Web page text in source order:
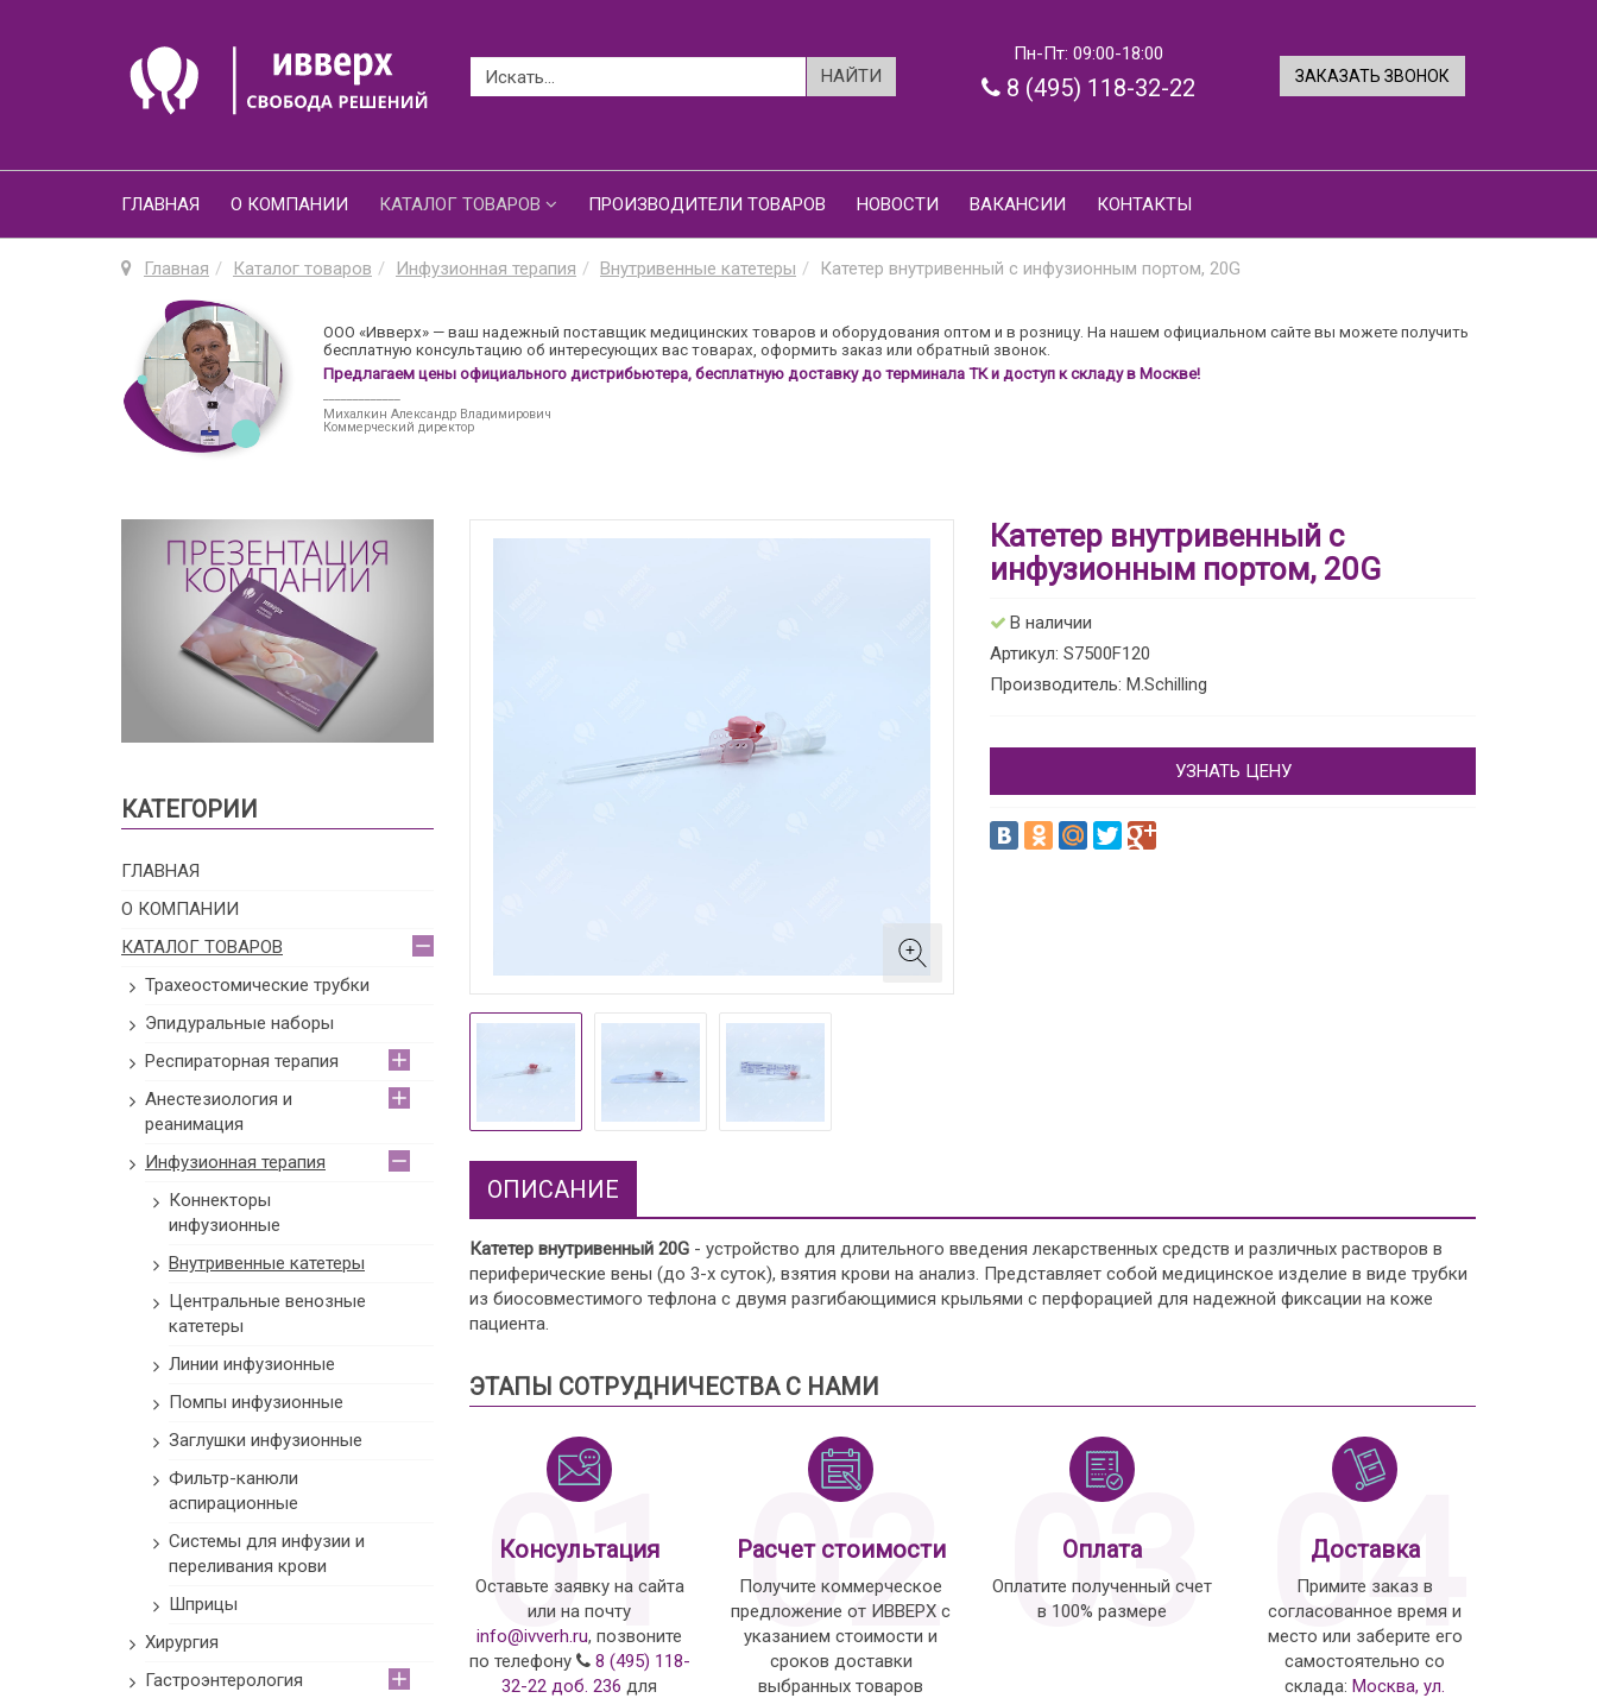
Пн-Пт: 09:00-18:00
8 (495) 118-32-22 ЗАКАЗАТЬ ЗВОНОК
ГЛАВНАЯ О КОМПАНИИ КАТАЛОГ ТОВАРОВ ПРОИЗВОДИТЕЛИ ТОВАРОВ НОВОСТИ ВАКАНСИИ КОНТАКТЫ
Главная Каталог товаров Инфузионная терапия Внутривенные катетеры Катетер внутривенный с инфузионным портом, 20G
ООО «Ивверх» — ваш надежный поставщик медицинских товаров и оборудования оптом и в розницу. На нашем официальном сайте вы можете получить
бесплатную консультацию об интересующих вас товарах, оформить заказ или обратный звонок.
Предлагаем цены официального дистрибьютера, бесплатную доставку до терминала ТК и доступ к складу в Москве!
Михалкин Александр Владимирович
Коммерческий директор
Катетер внутривенный с
инфузионным портом, 20G
В наличии
Артикул: S7500F120
Производитель: M.Schilling
УЗНАТЬ ЦЕНУ
ОПИСАНИЕ
Катетер внутривенный 20G- устройство для длительного введения лекарственных средств и различных растворов в
периферические вены (до 3-х суток), взятия крови на анализ. Представляет собой медицинское изделие в виде трубки
из биосовместимого тефлона с двумя разгибающимися крыльями с перфорацией для надежной фиксации на коже
пациента.
ЭТАПЫ СОТРУДНИЧЕСТВА С НАМИ
01
Консультация
Оставьте заявку на сайта
или на почту
info@ivverh.ru, позвоните
по телефону
8 (495) 118-
32-22 доб. 236 для
02
Расчет стоимости
Получите коммерческое
предложение от ИВВЕРХ с
указанием стоимости и
сроков доставки
выбранных товаров
03
Оплата
Оплатите полученный счет
в 100% размере
04
Доставка
Примите заказ в
согласованное время и
место или заберите его
самостоятельно со
склада:Москва, ул.
КАТЕГОРИИ
ГЛАВНАЯ
О КОМПАНИИ
КАТАЛОГ ТОВАРОВ
Трахеостомические трубки
Эпидуральные наборы
Респираторная терапия
Анестезиология и
реанимация
Инфузионная терапия
Коннекторы
инфузионные
Внутривенные катетеры
Центральные венозные
катетеры
Линии инфузионные
Помпы инфузионные
Заглушки инфузионные
Фильтр-канюли
аспирационные
Системы для инфузии и
переливания крови
Шприцы
Хирургия
Гастроэнтерология